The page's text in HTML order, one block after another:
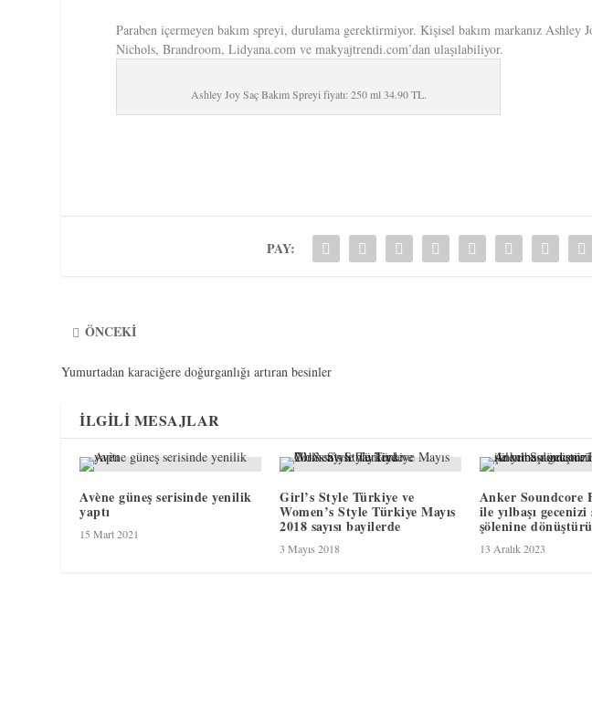
Paraben içermeyen bakım spreyi, durulama gerektirmiyor. Kişisel bakım markanız Ashley
Nichols, Brandroom, Lidyana.com ve makyajtrendi.com’dan ulaşılabiliyor.
Ashley Joy Saç Bakım Spreyi fiyatı: 250 ml 34.90 TL.
PAY:
ÖNCEKI
Yumurtadan karaciğere doğurganlığı artıran besinler
İLGILI MESAJLAR
Avène güneş serisinde yenilik
yaptı
15 Mart 2021
Girl’s Style Türkiye ve
Women’s Style Türkiye Mayıs
2018 sayısı bayilerde
3 Mayıs 2018
Anker Soundcore
ile yılbaşı
şölenine
13 Aralık 2023